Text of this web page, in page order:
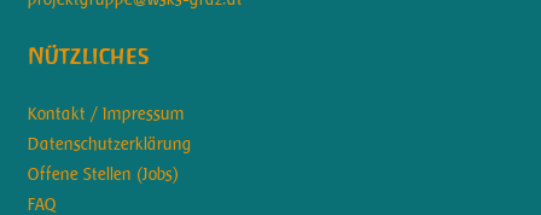
Nützliches
Kontakt / Impressum
Datenschutzerklärung
Offene Stellen (Jobs)
FAQ